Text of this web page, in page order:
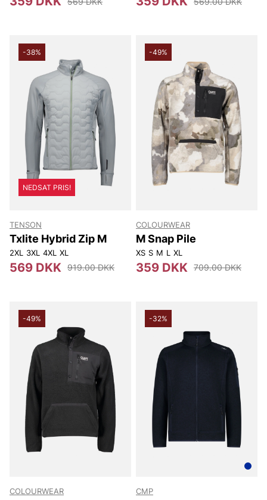
-38%
NEDSAT PRIS!
TENSON
Txlite Hybrid Zip M
2XL 3XL 4XL XL
569 DKK 919.00 DKK
-49%
COLOURWEAR
M Snap Pile
XS S M L XL
359 DKK 709.00 DKK
-49%
COLOURWEAR
-32%
CMP